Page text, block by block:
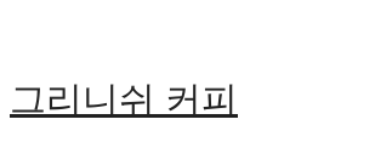
그리니쉬 커피